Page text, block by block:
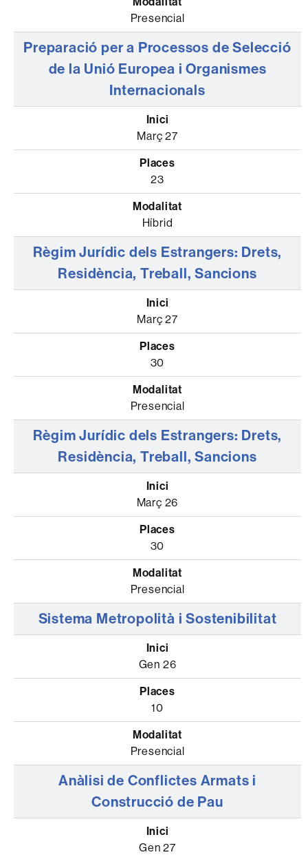
Presencial
Preparació per a Processos de Selecció
de la Unió Europea i Organismes
Internacionals
Març 27
23
Híbrid
Règim Jurídic dels Estrangers: Drets,
Residència, Treball, Sancions
Març 27
30
Presencial
Règim Jurídic dels Estrangers: Drets,
Residència, Treball, Sancions
Març 26
30
Presencial
Sistema Metropolità i Sostenibilitat
Gen 26
10
Presencial
Anàlisi de Conflictes Armats i
Construcció de Pau
Gen 27